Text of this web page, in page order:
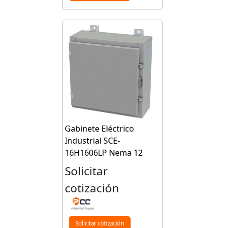
Gabinete Eléctrico
Industrial SCE-
16H1606LP Nema 12
Solicitar
cotización
Solicitar cotización